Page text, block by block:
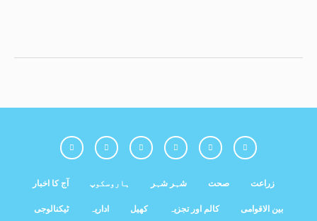
آج کا اخبار ہاروسکوپ شہر شہر صحت زراعت
ٹیکنالوجی اداریہ کھیل کالم اور تجزیہ بین الاقوامی